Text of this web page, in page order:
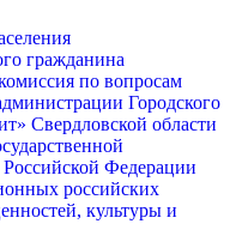
гражданина
по вопросам
Городского
Свердловской области
Федерации
российских
культуры и